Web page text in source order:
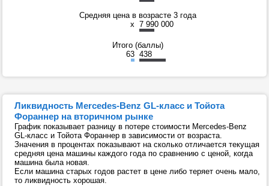
Средняя цена в возрасте 3 года
x 7 990 000
Итого (баллы)
63 438
Ликвидность Mercedes-Benz GL-класс и Тойота
Фораннер на вторичном рынке
График показывает разницу в потере стоимости Mercedes-Benz
GL-класс и Тойота Фораннер в зависимости от возраста.
Значения в процентах показывают на сколько отличается текущая
средняя цена машины каждого года по сравнению с ценой, когда
машина была новая.
Если машина старых годов растет в цене либо теряет очень мало,
то ликвидность хорошая.